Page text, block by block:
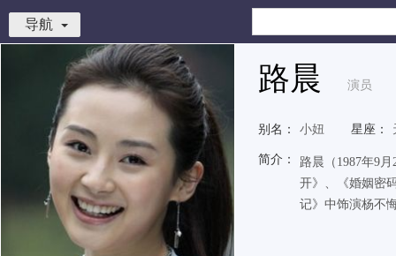
导航
路晨 演员
别名： 小妞 星座：
简介：
路晨（1987年9
开》、《婚姻密
记》中饰演杨不